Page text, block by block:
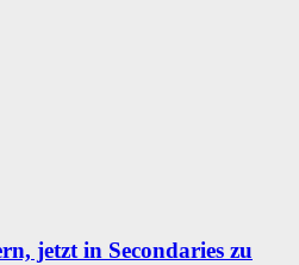
jetzt in Secondaries zu